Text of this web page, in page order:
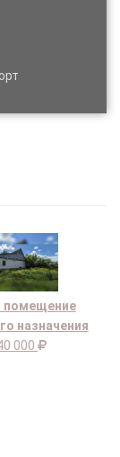
помещение
назначения
000